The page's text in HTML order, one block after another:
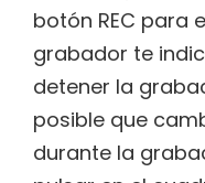
botón REC para
grabador te
detener la
posible que
durante la